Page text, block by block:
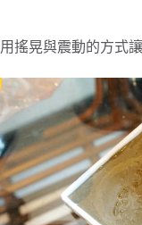
用搖晃與震動的方式